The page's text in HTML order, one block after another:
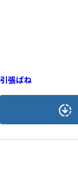
引張ばね